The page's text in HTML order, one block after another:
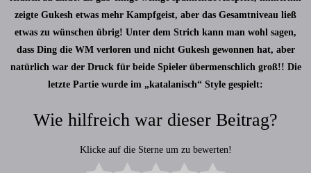
zeigte Gukesh etwas mehr Kampfgeist, aber das Gesamtniveau ließ
etwas zu wünschen übrig! Unter dem Strich kann man wohl sagen,
dass Ding die WM verloren und nicht Gukesh gewonnen hat, aber
natürlich war der Druck für beide Spieler übermenschlich groß!! Die
letzte Partie wurde im „katalanisch“ Style gespielt:
Wie hilfreich war dieser Beitrag?
Klicke auf die Sterne um zu bewerten!